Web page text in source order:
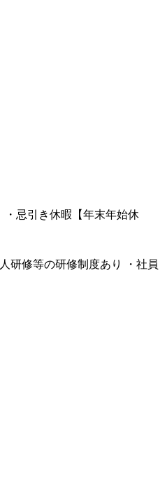
・忌引き休暇【年末年始休
研修等の研修制度あり ・社員